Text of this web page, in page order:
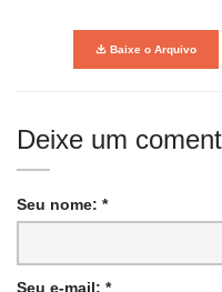
Baixe o Arquivo
Deixe um
Seu nome: *
Seu e-mail: *